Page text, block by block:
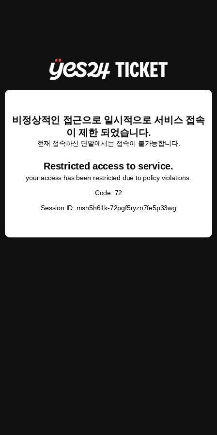
비정상적인 접근으로 일시적으로 서비스 접속
이 제한 되었습니다.
현재 접속하신 단말에서는 접속이 불가능합니다.
Restricted access to service.
your access has been restricted due to policy violations.
Code: 72
Session ID: msn5h61k-72pgf5ryzn7fe5p33wg